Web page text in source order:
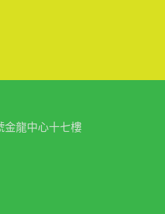
金龍中心十七樓